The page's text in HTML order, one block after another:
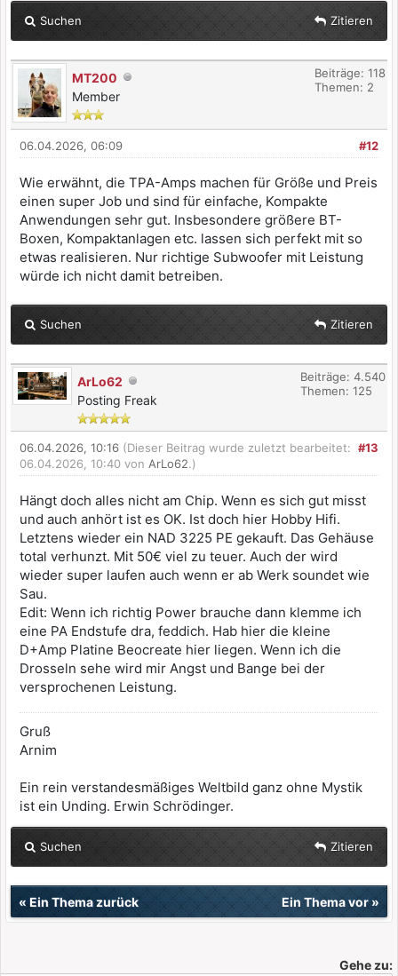
Suchen Zitieren
MT200
Member
Beiträge: 118
Themen: 2
#12
06.04.2026, 06:09
Wie erwähnt, die TPA-Amps machen für Größe und Preis
einen super Job und sind für einfache, Kompakte
Anwendungen sehr gut. Insbesondere größere BT-
Boxen, Kompaktanlagen etc. lassen sich perfekt mit so
etwas realisieren. Nur richtige Subwoofer mit Leistung
würde ich nicht damit betreiben.
Suchen Zitieren
ArLo62
Posting Freak
Beiträge: 4.540
Themen: 125
#13
06.04.2026, 10:16 (Dieser Beitrag wurde zuletzt bearbeitet:
06.04.2026, 10:40 von ArLo62.)
Hängt doch alles nicht am Chip. Wenn es sich gut misst
und auch anhört ist es OK. Ist doch hier Hobby Hifi.
Letztens wieder ein NAD 3225 PE gekauft. Das Gehäuse
total verhunzt. Mit 50€ viel zu teuer. Auch der wird
wieder super laufen auch wenn er ab Werk soundet wie
Sau.
Edit: Wenn ich richtig Power brauche dann klemme ich
eine PA Endstufe dra, feddich. Hab hier die kleine
D+Amp Platine Beocreate hier liegen. Wenn ich die
Drosseln sehe wird mir Angst und Bange bei der
versprochenen Leistung.
Gruß
Arnim
Ein rein verstandesmäßiges Weltbild ganz ohne Mystik
ist ein Unding. Erwin Schrödinger.
Suchen Zitieren
« Ein Thema zurück Ein Thema vor»
Gehe zu: